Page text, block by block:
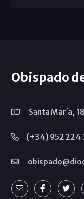
Obispado
Santa María,
(+34) 952 224